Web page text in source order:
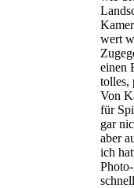
wert
einen
tolles,
Von
für
gar
aber
ich